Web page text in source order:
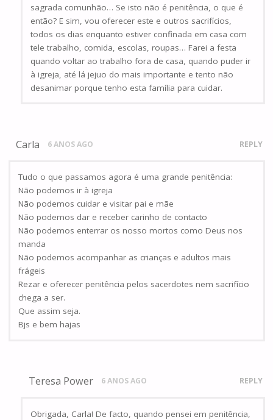
sagrada comunhão… Se isto não é penitência, o que é
então? E sim, vou oferecer este e outros sacrifícios,
todos os dias enquanto estiver confinada em casa com
tele trabalho, comida, escolas, roupas… Farei a festa
quando voltar ao trabalho fora de casa, quando puder ir
à igreja, até lá jejuo do mais importante e tento não
desanimar porque tenho esta família para cuidar.
Carla 6 ANOS AGO REPLY
Tudo o que passamos agora é uma grande penitência:
Não podemos ir à igreja
Não podemos cuidar e visitar pai e mãe
Não podemos dar e receber carinho de contacto
Não podemos enterrar os nosso mortos como Deus nos
manda
Não podemos acompanhar as crianças e adultos mais
frágeis
Rezar e oferecer penitência pelos sacerdotes nem sacrifício
chega a ser.
Que assim seja.
Bjs e bem hajas
Teresa Power 6 ANOS AGO REPLY
Obrigada, Carla! De facto, quando pensei em penitência,